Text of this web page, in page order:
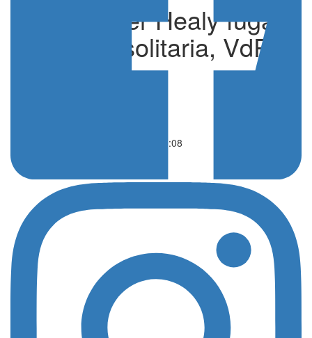
Tour25, per Healy fuga
e vittoria solitaria, VdP
10 Luglio 2025 - 19:08